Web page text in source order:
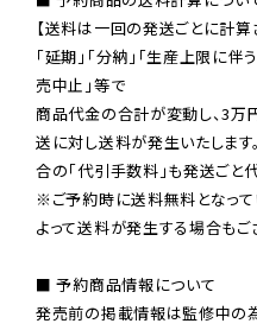
【送料は一回の発送ごとに計算
「延期」「分納」「生産上限に伴
売中止」等で
商品代金の合計が変動し、3万
送に対し送料が発生いたします
※ご予約時に送料無料となっ
よって送料が発生する場合もご
■ 予約商品情報について
発売前の掲載情報は監修中の